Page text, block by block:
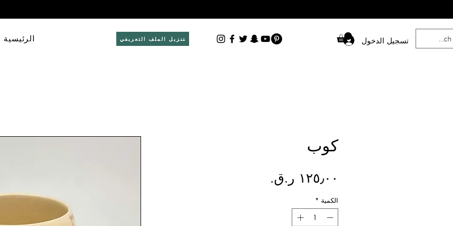
الرئيسية قم بتنزيل الملف التعريفي
كوب
الكمية *
تسجيل الدخول